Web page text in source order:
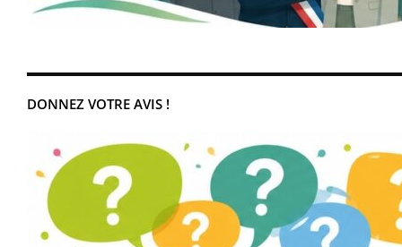
DONNEZ VOTRE AVIS !